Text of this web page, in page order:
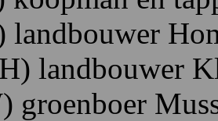
landbouwer
H) landbouwer K
groenboer M